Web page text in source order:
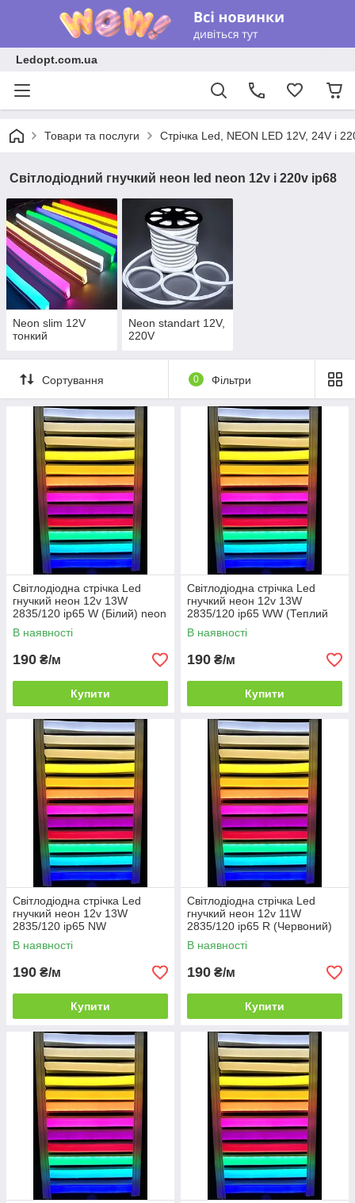
Ledopt.com.ua
Товари та послуги Стрічка Led, NEON LED 12V, 24V і
Світлодіодний гнучкий неон led neon 12v і 220v ip68
Neon slim 12V
тонкий
Neon standart 12V,
220V
Сортування 0 Фільтри
Світлодіодна стрічка Led
гнучкий неон 12v 13W
2835/120 ip65 W (Білий) neon
В наявності
190 ₴/м
Купити
Світлодіодна стрічка Led
гнучкий неон 12v 13W
2835/120 ip65 WW (Теплий
білий) neon
В наявності
190 ₴/м
Купити
Світлодіодна стрічка Led
гнучкий неон 12v 13W
2835/120 ip65 NW
(Нейтрально білий) neon
В наявності
190 ₴/м
Купити
Світлодіодна стрічка Led
гнучкий неон 12v 11W
2835/120 ip65 R (Червоний)
neon
В наявності
190 ₴/м
Купити